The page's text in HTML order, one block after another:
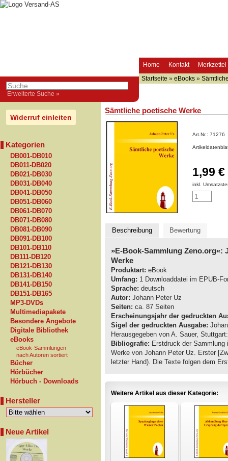
Home Kontakt Merkzettel
Erweiterte Suche »
Startseite » eBooks »
Widerruf einleiten
Kategorien
DB001-DB010
DB011-DB020
DB021-DB030
DB031-DB040
DB041-DB050
DB051-DB060
DB061-DB070
DB071-DB080
DB081-DB090
DB091-DB100
DB101-DB110
DB111-DB120
DB121-DB130
DB131-DB140
DB141-DB150
DB151-DB165
MP3-DVDs
Multimediapakete
Besondere Angebote
Digitale Bibliothek
eBooks
eBook-Sammlungen
nach Autoren sortiert
Bücher
Hörbücher
Hörbuch - Downloads
Hersteller
Neue Artikel
Sämtliche poetische Werke
Art.Nr.: 71276
1,99 €
inkl.
Beschreibung Bewertung
»E-Book-Sammlung Zeno.org«:
Werke
Produktart: eBook
Umfang: 1 Downloaddatei im EPUB-
Sprache: deutsch
Autor: Johann Peter Uz
Seiten: ca. 87 Seiten
Erscheinungsjahr der gedruckten
Sigel der gedruckten Ausgabe:
Herausgegeben von A. Sauer,
Bibliografie: Erstdruck der Sammlung
Werke von Johann Peter Uz. Erster
letzter Hand). Die Texte folgen dem
Weitere Artikel aus dieser Kategorie: